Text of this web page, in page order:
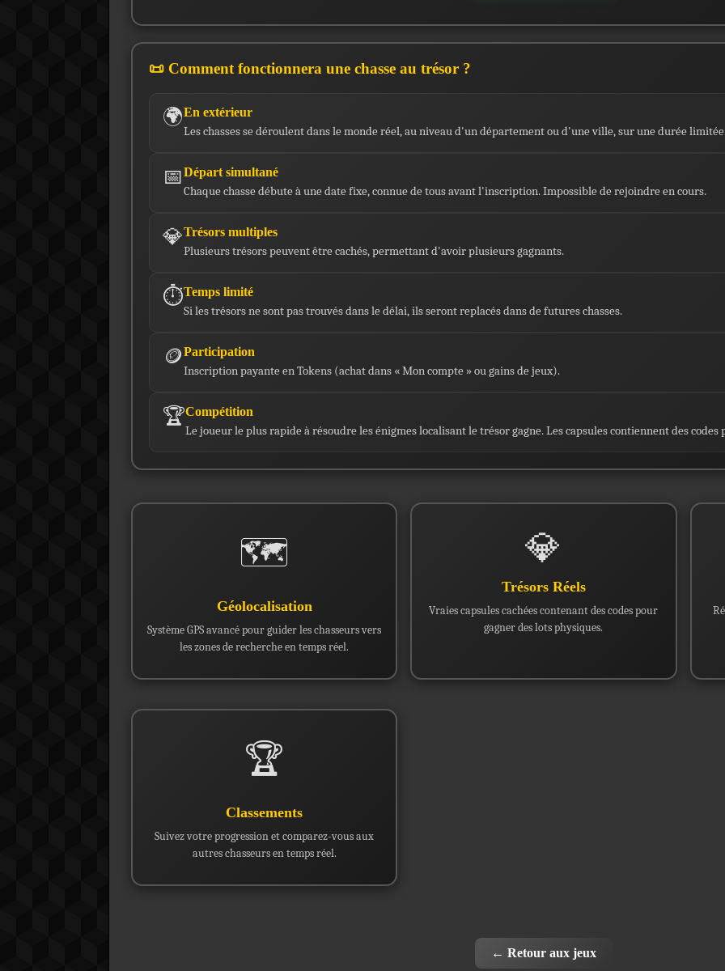
📜 Comment fonctionnera une chasse au trésor ?
🌍En extérieur
Les chasses se déroulent dans le monde réel, au niveau d'un département ou d'une ville, sur une durée
📅Départ simultané
Chaque chasse débute à une date fixe, connue de tous avant l'inscription. Impossible de rejoindre en cours.
💎Trésors multiples
Plusieurs trésors peuvent être cachés, permettant d'avoir plusieurs gagnants.
⏱️Temps limité
Si les trésors ne sont pas trouvés dans le délai, ils seront replacés dans de futures chasses.
🪙Participation
Inscription payante en Tokens (achat dans « Mon compte » ou gains de jeux).
🏆Compétition
Le joueur le plus rapide à résoudre les énigmes localisant le trésor gagne. Les capsules contiennent des
🗺️
Géolocalisation
Système GPS avancé pour guider les chasseurs vers
les zones de recherche en temps réel.
💎
Trésors Réels
Vraies capsules cachées contenant des codes pour
gagner des lots physiques.
🏆
Classements
Suivez votre progression et comparez-vous aux
autres chasseurs en temps réel.
← Retour aux jeux